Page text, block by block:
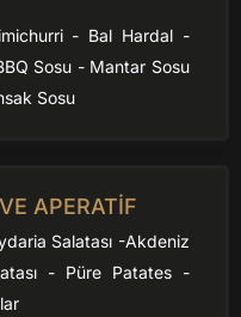
- Bal Hardal -
Sosu - Mantar Sosu
Sosu
APERATİF
Salatası -Akdeniz
- Püre Patates -